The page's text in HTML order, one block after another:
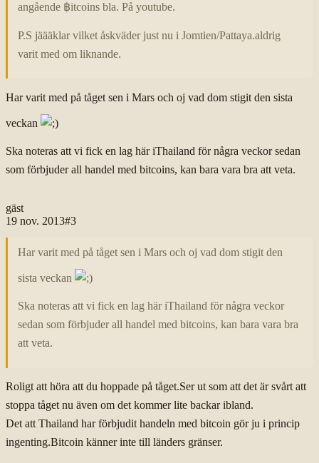
angående ฿itcoins bla. På youtube.
P.S jäääklar vilket åskväder just nu i Jomtien/Pattaya.aldrig
varit med om liknande.
Har varit med på tåget sen i Mars och oj vad dom stigit den sista
veckan
Ska noteras att vi fick en lag här iThailand för några veckor sedan
som förbjuder all handel med bitcoins, kan bara vara bra att veta.
gäst
19 nov. 2013#3
Har varit med på tåget sen i Mars och oj vad dom stigit den
sista veckan
Ska noteras att vi fick en lag här iThailand för några veckor
sedan som förbjuder all handel med bitcoins, kan bara vara bra
att veta.
Roligt att höra att du hoppade på tåget.Ser ut som att det är svårt att
stoppa tåget nu även om det kommer lite backar ibland.
Det att Thailand har förbjudit handeln med bitcoin gör ju i princip
ingenting.Bitcoin känner inte till länders gränser.